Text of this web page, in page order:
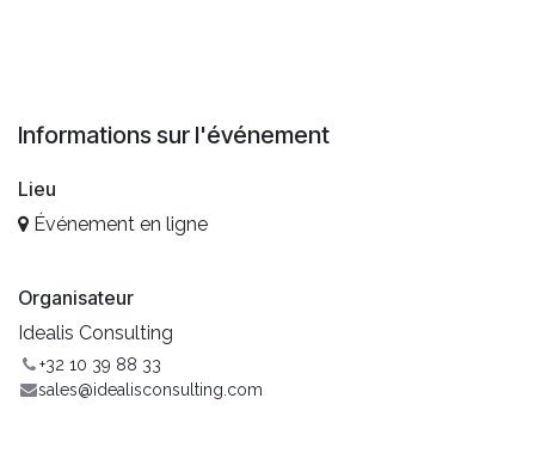
Informations sur l'événement
Lieu
Événement en ligne
Organisateur
Idealis Consulting
+32 10 39 88 33
sales@idealisconsulting.com